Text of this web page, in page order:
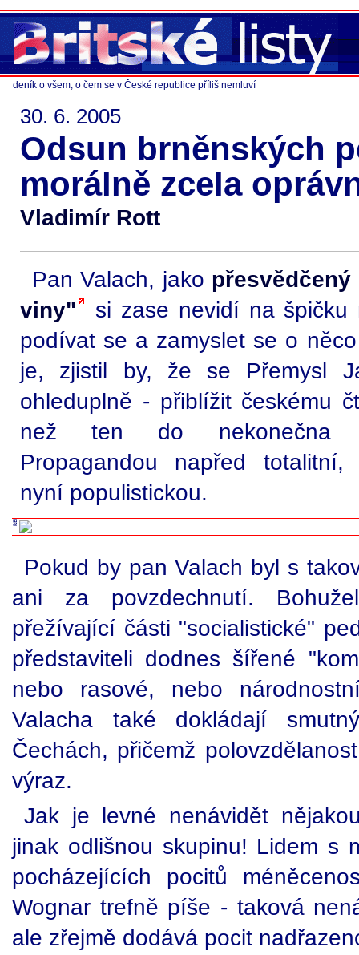
deník o všem, o čem se v České republice příliš nemluví
30. 6. 2005
Odsun brněnských
morálně zcela
Vladimír Rott
Pan Valach, jako
viny"
si zase nevidí na špičku
podívat se a zamyslet se o
je, zjistil by, že se Přemysl
ohleduplně - přiblížit českému
než ten do nekonečna
Propagandou napřed totalitní,
nyní populistickou.
Pokud by pan Valach byl s
ani za povzdechnutí.
přežívající části "socialistické"
představiteli dodnes šířené
nebo rasové, nebo
Valacha také dokládají
Čechách, přičemž
výraz.
Jak je levné nenávidět
jinak odlišnou skupinu! Lidem s
pocházejících pocitů
Wognar trefně píše - taková
ale zřejmě dodává pocit